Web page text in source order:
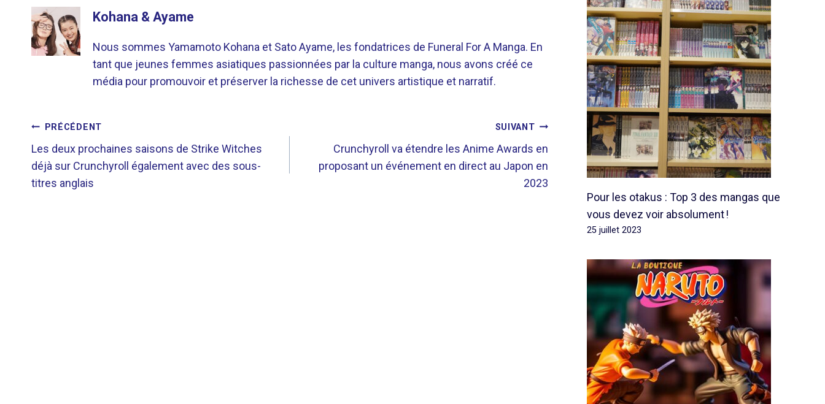
Kohana & Ayame
Nous sommes Yamamoto Kohana et Sato Ayame, les fondatrices de Funeral For A Manga. En
tant que jeunes femmes asiatiques passionnées par la culture manga, nous avons créé ce
média pour promouvoir et préserver la richesse de cet univers artistique et narratif.
NAVIGATION
DE
L’ARTICLE
PRÉCÉDENT
Les deux prochaines saisons de Strike Witches
déjà sur Crunchyroll également avec des sous-
titres anglais
SUIVANT
Crunchyroll va étendre les Anime Awards en
proposant un événement en direct au Japon en
2023
Pour les otakus : Top 3 des mangas que
vous devez voir absolument !
25 juillet 2023